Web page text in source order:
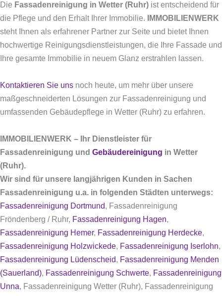
Die Fassadenreinigung in Wetter (Ruhr) ist entscheidend für
die Pflege und den Erhalt Ihrer Immobilie.
IMMOBILIENWERK
steht Ihnen als erfahrener Partner zur Seite und bietet Ihnen
hochwertige Reinigungsdienstleistungen, die Ihre Fassade und
Ihre gesamte Immobilie in neuem Glanz erstrahlen lassen.
Kontaktieren Sie uns noch heute, um mehr über unsere
maßgeschneiderten Lösungen zur Fassadenreinigung und
umfassenden Gebäudepflege in Wetter (Ruhr) zu erfahren.
IMMOBILIENWERK – Ihr Dienstleister für
Fassadenreinigung und Gebäudereinigung in Wetter
(Ruhr).
Wir sind für unsere langjährigen Kunden in Sachen
Fassadenreinigung u.a. in folgenden Städten unterwegs:
Fassadenreinigung Dortmund, Fassadenreinigung
Fröndenberg / Ruhr, Fassadenreinigung Hagen,
Fassadenreinigung Hemer, Fassadenreinigung Herdecke,
Fassadenreinigung Holzwickede, Fassadenreinigung Iserlohn,
Fassadenreinigung Lüdenscheid, Fassadenreinigung Menden
(Sauerland), Fassadenreinigung Schwerte, Fassadenreinigung
Unna, Fassadenreinigung Wetter (Ruhr), Fassadenreinigung